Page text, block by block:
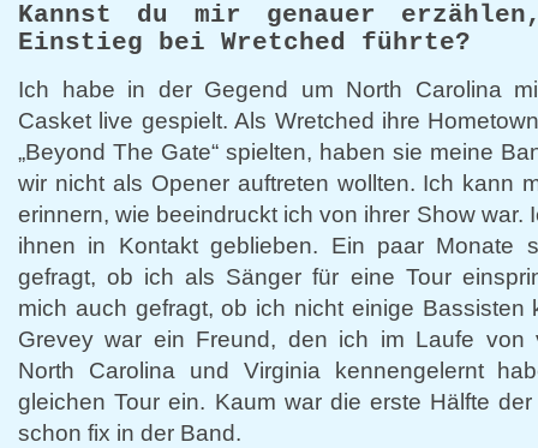
Kannst du mir genauer
Einstieg bei Wretched führte?
Ich habe in der Gegend um North Carolina
Casket live gespielt. Als Wretched ihre
„Beyond The Gate“ spielten, haben sie meine
wir nicht als Opener auftreten wollten. Ich kann
erinnern, wie beeindruckt ich von ihrer Show war.
ihnen in Kontakt geblieben. Ein paar Monate
gefragt, ob ich als Sänger für eine Tour
mich auch gefragt, ob ich nicht einige Bassisten
Grevey war ein Freund, den ich im Laufe von
North Carolina und Virginia kennengelernt
gleichen Tour ein. Kaum war die erste Hälfte
schon fix in der Band.